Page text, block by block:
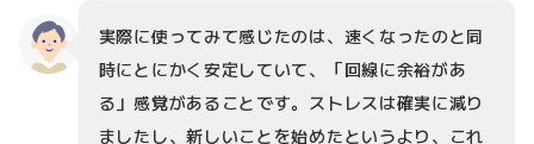
実際に使ってみて感じたのは、速くなったのと同
時にとにかく安定していて、「回線に余裕があ
る」感覚があることです。ストレスは確実に減り
ましたし、新しいことを始めたというより、これ